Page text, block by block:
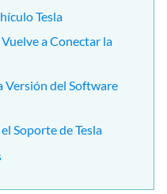
Tesla
a Conectar la
Versión del Software
Soporte de Tesla